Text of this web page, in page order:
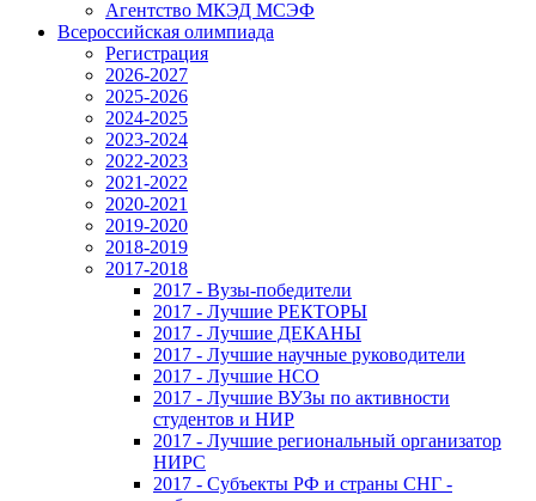
Агентство МКЭД МСЭФ
Всероссийская олимпиада
Регистрация
2026-2027
2025-2026
2024-2025
2023-2024
2022-2023
2021-2022
2020-2021
2019-2020
2018-2019
2017-2018
2017 - Вузы-победители
2017 - Лучшие РЕКТОРЫ
2017 - Лучшие ДЕКАНЫ
2017 - Лучшие научные руководители
2017 - Лучшие НСО
2017 - Лучшие ВУЗы по активности
студентов и НИР
2017 - Лучшие региональный организатор
НИРС
2017 - Субъекты РФ и страны СНГ -